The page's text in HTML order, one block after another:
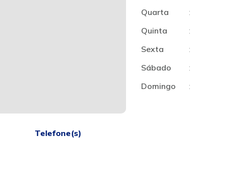
Quarta
:
Quinta
:
Sexta
:
Sábado
:
Domingo
:
Telefone(s)